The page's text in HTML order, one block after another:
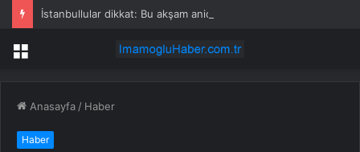
İstanbullular dikkat: Bu akşam aniden bastırabilir!
Menü
Anasayfa / Haber
Haber